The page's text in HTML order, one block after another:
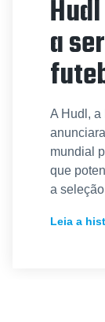
a
A Hudl, a
mundial
que
a
Leia a